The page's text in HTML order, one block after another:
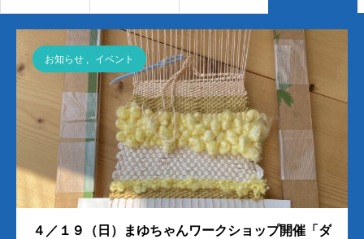
お知らせ , イベント
４／１９（日）まゆちゃんワークショップ開催「ダ